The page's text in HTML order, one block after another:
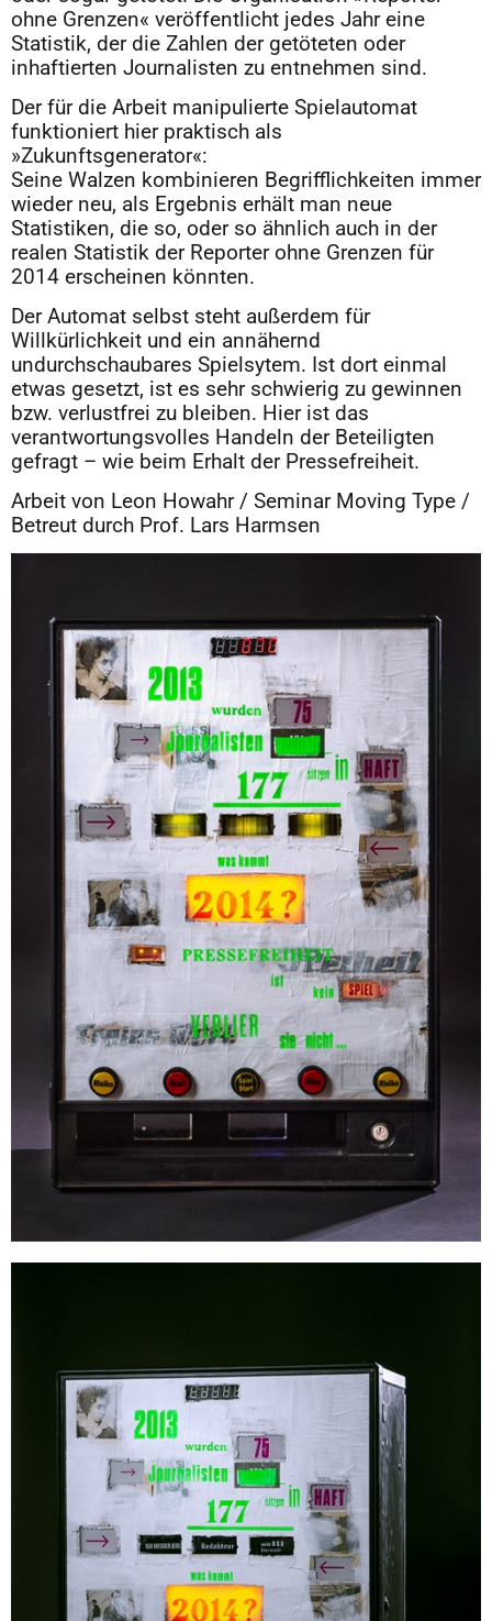
ohne Grenzen« veröffentlicht jedes Jahr eine
Statistik, der die Zahlen der getöteten oder
inhaftierten Journalisten zu entnehmen sind.
Der für die Arbeit manipulierte Spielautomat
funktioniert hier praktisch als
»Zukunftsgenerator«:
Seine Walzen kombinieren Begrifflichkeiten immer
wieder neu, als Ergebnis erhält man neue
Statistiken, die so, oder so ähnlich auch in der
realen Statistik der Reporter ohne Grenzen für
2014 erscheinen könnten.
Der Automat selbst steht außerdem für
Willkürlichkeit und ein annähernd
undurchschaubares Spielsytem. Ist dort einmal
etwas gesetzt, ist es sehr schwierig zu gewinnen
bzw. verlustfrei zu bleiben. Hier ist das
verantwortungsvolles Handeln der Beteiligten
gefragt – wie beim Erhalt der Pressefreiheit.
Arbeit von Leon Howahr / Seminar Moving Type /
Betreut durch Prof. Lars Harmsen